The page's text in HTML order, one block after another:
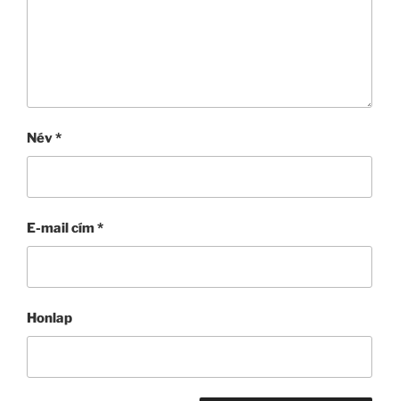
Név*
E-mail cím*
Honlap